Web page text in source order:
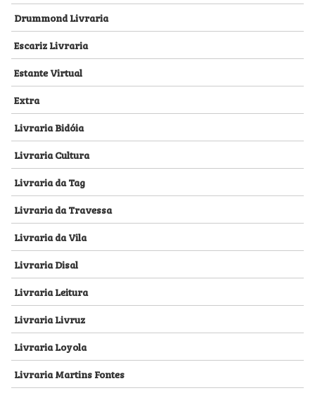
Drummond Livraria
Escariz Livraria
Estante Virtual
Extra
Livraria Bidóia
Livraria Cultura
Livraria da Tag
Livraria da Travessa
Livraria da Vila
Livraria Disal
Livraria Leitura
Livraria Livruz
Livraria Loyola
Livraria Martins Fontes